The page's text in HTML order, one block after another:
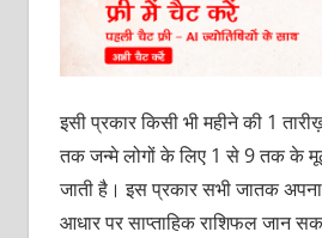
इसी प्रकार किसी भी महीने की 1
तक जन्मे लोगों के लिए 1 से 9 तक के
जाती है। इस प्रकार सभी जातक
आधार पर साप्ताहिक राशिफल जान